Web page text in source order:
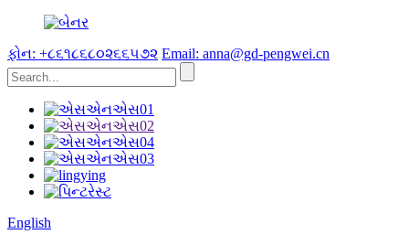
ફોન: +૮૬૧૮૬૮૦૨૬૬૫૭૨ Email: anna@gd-pengwei.cn
English